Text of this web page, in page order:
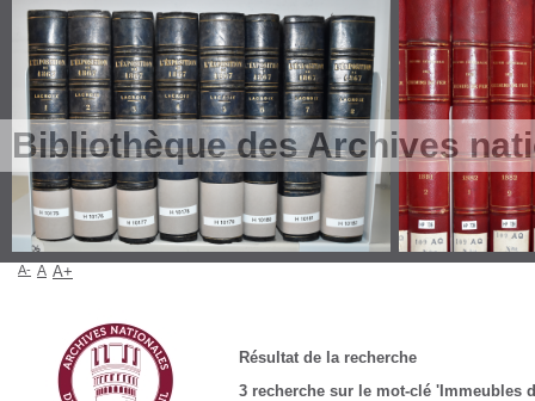
Bibliothèque des Archives
Résultat de la recherche
3 recherche sur le mot-clé 'Immeubles
A- A A+